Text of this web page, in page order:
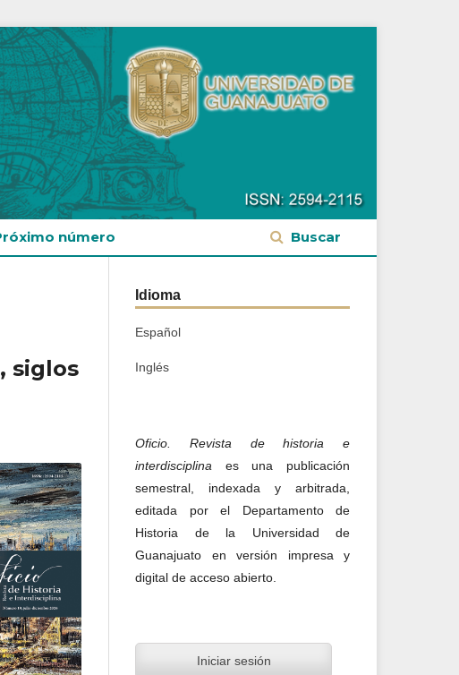
número Buscar
siglos
Idioma
Español
Inglés
Oficio. Revista de historia e
interdisciplina es una publicación
semestral, indexada y arbitrada,
editada por el Departamento de
Historia de la Universidad de
Guanajuato en versión impresa y
digital de acceso abierto.
Iniciar sesión